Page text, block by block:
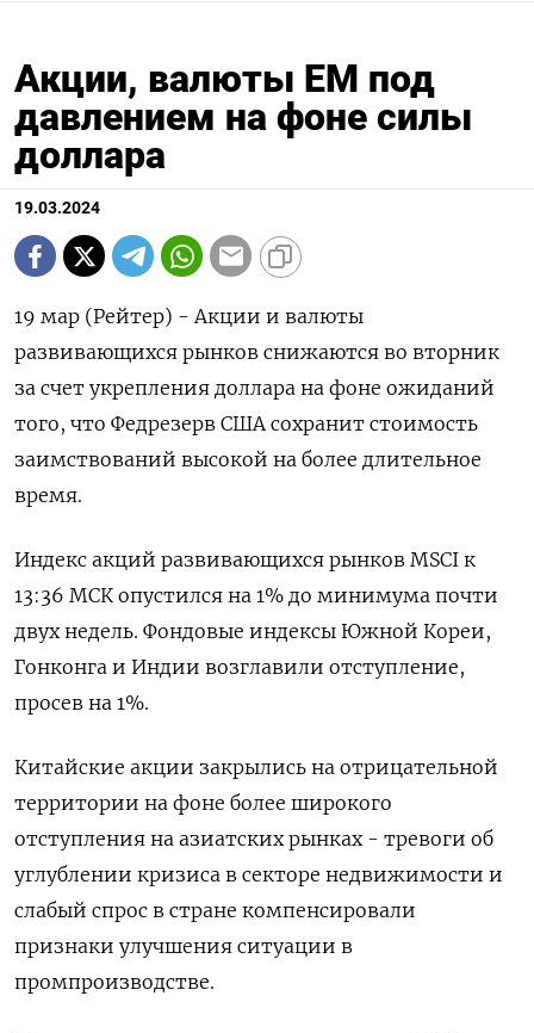
Акции, валюты ЕМ под
давлением на фоне силы
доллара
19.03.2024
19 мар (Рейтер) - Акции и валюты
развивающихся рынков снижаются во вторник
за счет укрепления доллара на фоне ожиданий
того, что Федрезерв США сохранит стоимость
заимствований высокой на более длительное
время.
Индекс акций развивающихся рынков MSCI к
13:36 МСК опустился на 1% до минимума почти
двух недель. Фондовые индексы Южной Кореи,
Гонконга и Индии возглавили отступление,
просев на 1%.
Китайские акции закрылись на отрицательной
территории на фоне более широкого
отступления на азиатских рынках - тревоги об
углублении кризиса в секторе недвижимости и
слабый спрос в стране компенсировали
признаки улучшения ситуации в
промпроизводстве.